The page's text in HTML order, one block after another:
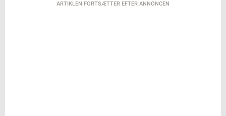
ARTIKLEN FORTSÆTTER EFTER ANNONCEN